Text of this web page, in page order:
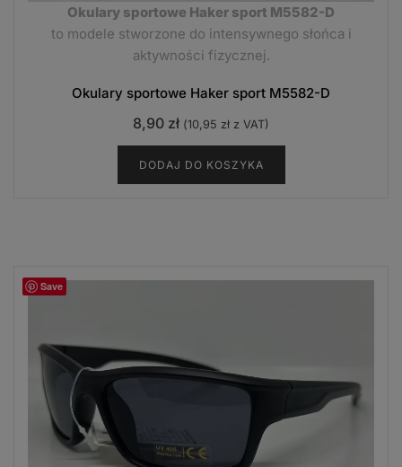
Okulary sportowe Haker sport M5582-D
to modele stworzone do intensywnego słońca i
aktywności fizycznej.
Okulary sportowe Haker sport M5582-D
8,90 zł (10,95 zł z VAT)
DODAJ DO KOSZYKA
Save